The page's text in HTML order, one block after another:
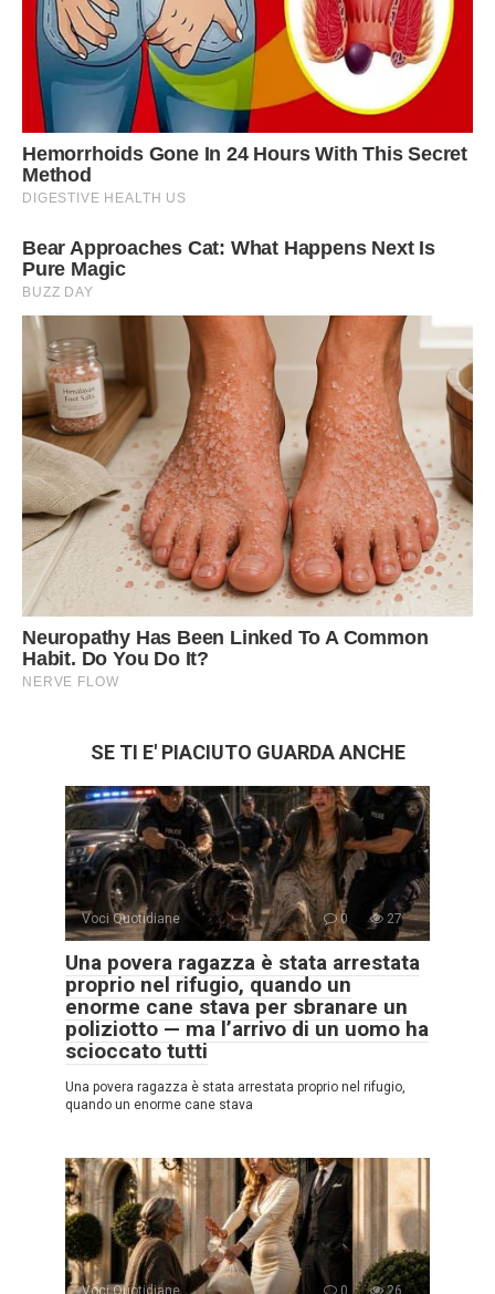
SE TI E' PIACIUTO GUARDA ANCHE
Voci Quotidiane 0 27
Una povera ragazza è stata arrestata
proprio nel rifugio, quando un
enorme cane stava per sbranare un
poliziotto — ma l’arrivo di un uomo ha
scioccato tutti
Una povera ragazza è stata arrestata proprio nel rifugio,
quando un enorme cane stava
Voci Quotidiane 0 26